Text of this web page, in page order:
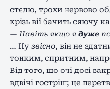
стелю, трохи нервово
крізь вії бачить сяючу
—Навіть якщо я дуже
… Ну звісно, він не
тонким, спритним,
Від того, що очі досі
вдвічі гостріш; це